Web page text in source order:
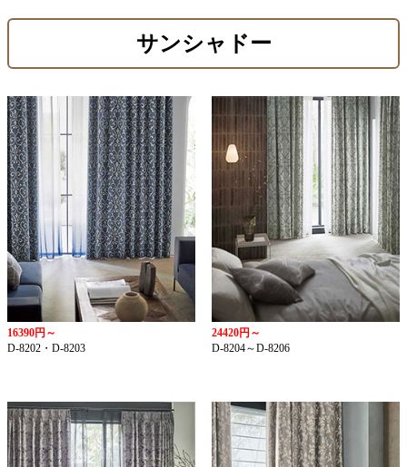
サンシャドー
16390円～
D-8202・D-8203
24420円～
D-8204～D-8206